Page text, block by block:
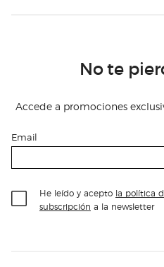
No te
Accede a promociones
Email
He leído y acepto la política
subscripción a la newsletter